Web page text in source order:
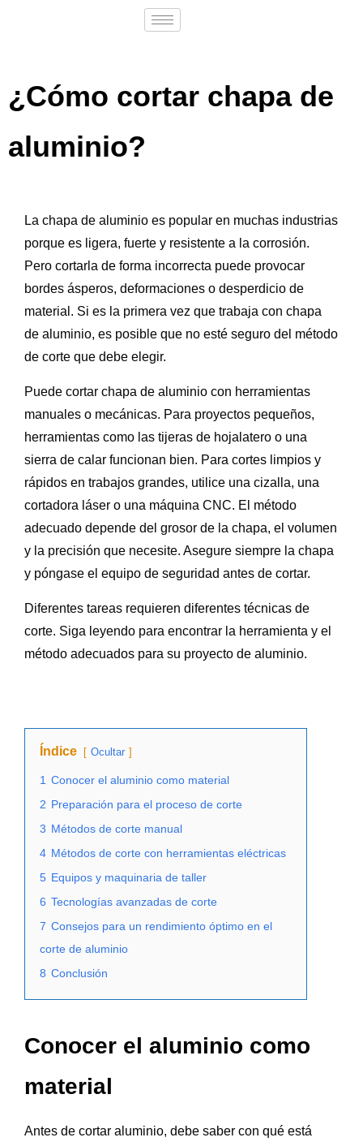
¿Cómo cortar chapa de
aluminio?
La chapa de aluminio es popular en muchas industrias
porque es ligera, fuerte y resistente a la corrosión.
Pero cortarla de forma incorrecta puede provocar
bordes ásperos, deformaciones o desperdicio de
material. Si es la primera vez que trabaja con chapa
de aluminio, es posible que no esté seguro del método
de corte que debe elegir.
Puede cortar chapa de aluminio con herramientas
manuales o mecánicas. Para proyectos pequeños,
herramientas como las tijeras de hojalatero o una
sierra de calar funcionan bien. Para cortes limpios y
rápidos en trabajos grandes, utilice una cizalla, una
cortadora láser o una máquina CNC. El método
adecuado depende del grosor de la chapa, el volumen
y la precisión que necesite. Asegure siempre la chapa
y póngase el equipo de seguridad antes de cortar.
Diferentes tareas requieren diferentes técnicas de
corte. Siga leyendo para encontrar la herramienta y el
método adecuados para su proyecto de aluminio.
Índice Ocultar
1 Conocer el aluminio como material
2 Preparación para el proceso de corte
3 Métodos de corte manual
4 Métodos de corte con herramientas eléctricas
5 Equipos y maquinaria de taller
6 Tecnologías avanzadas de corte
7 Consejos para un rendimiento óptimo en el
corte de aluminio
8 Conclusión
Conocer el aluminio como
material
Antes de cortar aluminio, debe saber con qué está